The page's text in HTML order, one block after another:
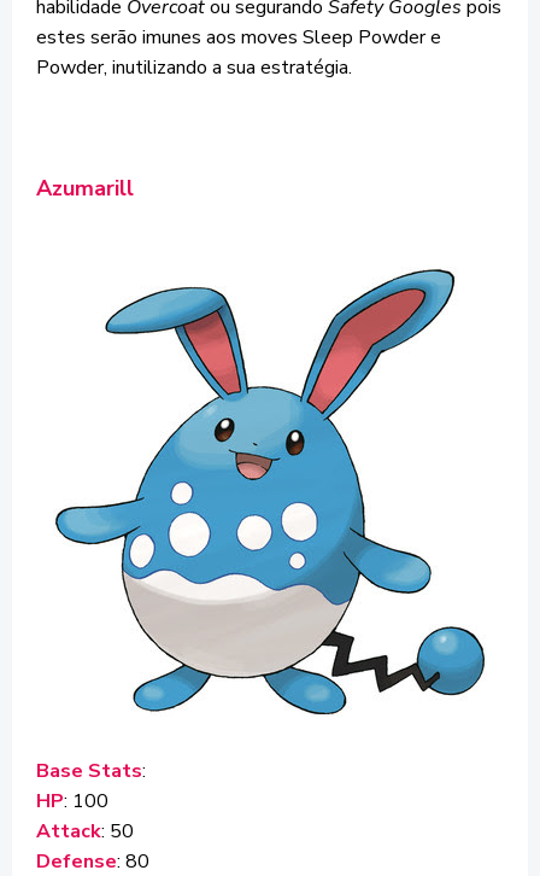
habilidade Overcoatou segurando Safety Googles pois
estes serão imunes aos moves Sleep Powder e
Powder, inutilizando a sua estratégia.
Azumarill
Base Stats:
HP: 100
Attack: 50
Defense: 80